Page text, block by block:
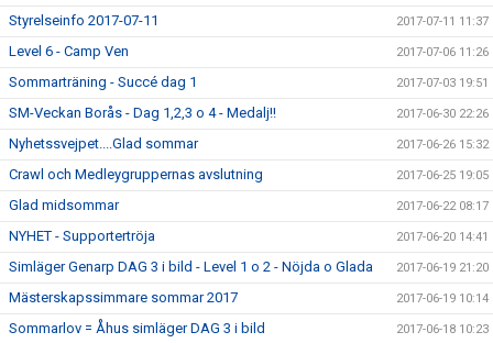
Styrelseinfo 2017-07-11 2017-07-11 11:37
Level 6 - Camp Ven 2017-07-06 11:26
Sommarträning - Succé dag 1 2017-07-03 19:51
SM-Veckan Borås - Dag 1,2,3 o 4 - Medalj!! 2017-06-30 22:26
Nyhetssvejpet....Glad sommar 2017-06-26 15:32
Crawl och Medleygruppernas avslutning 2017-06-25 19:05
Glad midsommar 2017-06-22 08:17
NYHET - Supportertröja 2017-06-20 14:41
Simläger Genarp DAG 3 i bild - Level 1 o 2 - Nöjda o Glada 2017-06-19 21:20
Mästerskapssimmare sommar 2017 2017-06-19 10:14
Sommarlov = Åhus simläger DAG 3 i bild 2017-06-18 10:23